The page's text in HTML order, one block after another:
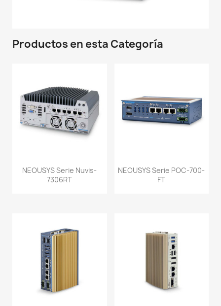
Productos en esta Categoría
NEOUSYS Serie Nuvis-
7306RT
NEOUSYS Serie POC-700-
FT